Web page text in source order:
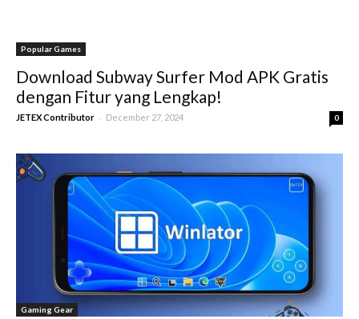
Popular Games
Download Subway Surfer Mod APK Gratis
dengan Fitur yang Lengkap!
JETEX Contributor - December 27, 2024 0
Gaming Gear